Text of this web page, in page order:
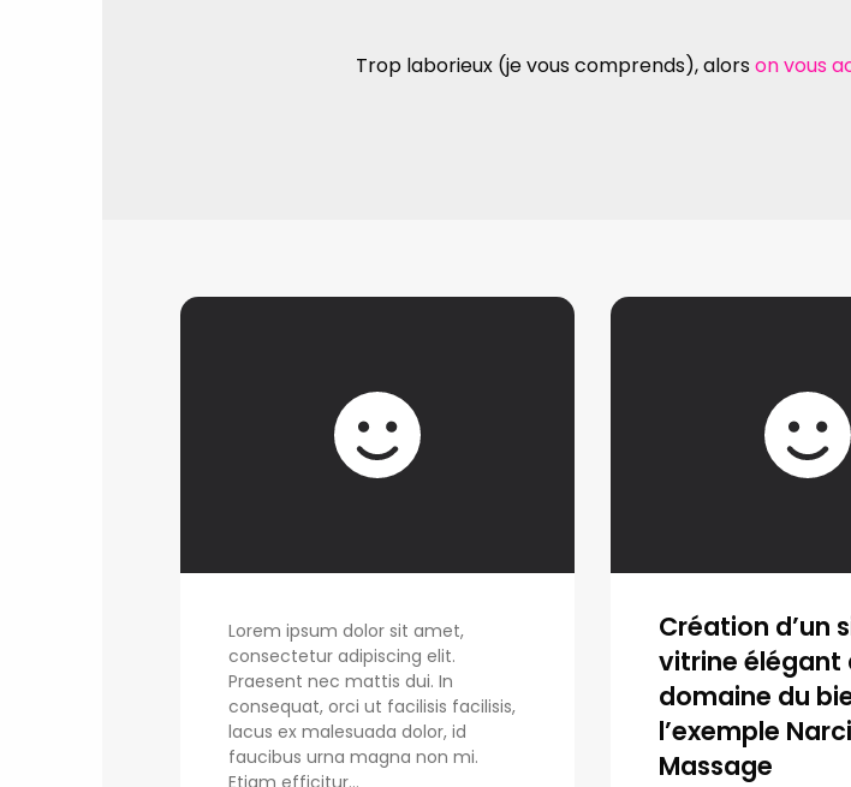
Trop laborieux (je vous comprends), alorson vous
Lorem ipsum dolor sit amet,
consectetur adipiscing elit.
Praesent nec mattis dui. In
consequat, orci ut facilisis facilisis,
lacus ex malesuada dolor, id
faucibus urna magna non mi.
Création d’un
vitrine élégant
domaine du
l’exemple
Massage